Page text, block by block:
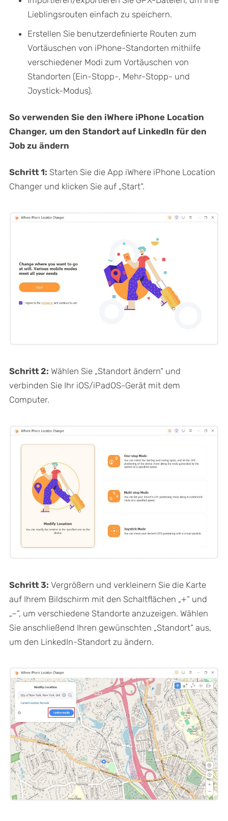
Lieblingsrouten einfach zu speichern.
Erstellen Sie benutzerdefinierte Routen zum
Vortäuschen von iPhone-Standorten mithilfe
verschiedener Modi zum Vortäuschen von
Standorten (Ein-Stopp-, Mehr-Stopp- und
Joystick-Modus).
So verwenden Sie den iWhere iPhone Location
Changer, um den Standort auf LinkedIn für den
Job zu ändern
Schritt 1: Starten Sie die App iWhere iPhone Location
Changer und klicken Sie auf „Start“.
Schritt 2: Wählen Sie „Standort ändern“ und
verbinden Sie Ihr iOS/iPadOS-Gerät mit dem
Computer.
Schritt 3: Vergrößern und verkleinern Sie die Karte
auf Ihrem Bildschirm mit den Schaltflächen „+“ und
„–“, um verschiedene Standorte anzuzeigen. Wählen
Sie anschließend Ihren gewünschten „Standort“ aus,
um den LinkedIn-Standort zu ändern.